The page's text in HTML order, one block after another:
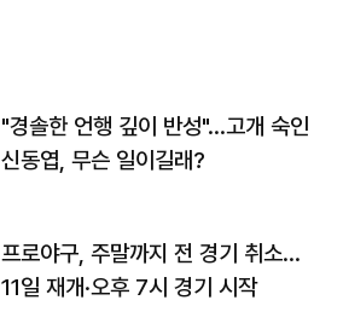
"경솔한 언행 깊이 반성"…고개 숙인
신동엽, 무슨 일이길래?
프로야구, 주말까지 전 경기 취소…
11일 재개·오후 7시 경기 시작